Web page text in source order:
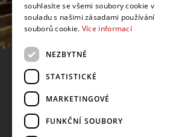
souhlasíte se všemi soubory cookie v
souladu s našimi zásadami používání
souborů cookie. Více informací
NEZBYTNÉ
STATISTICKÉ
MARKETINGOVÉ
FUNKČNÍ SOUBORY